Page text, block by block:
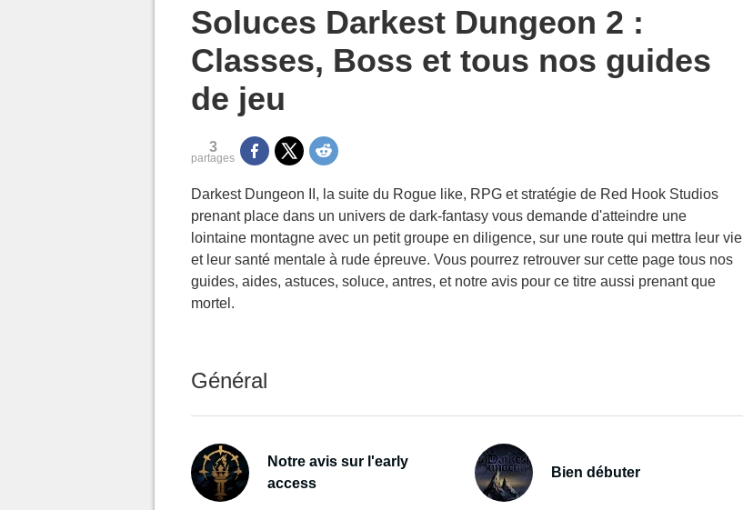
Soluces Darkest Dungeon 2 :
Classes, Boss et tous nos guides
de jeu
3
partages
Darkest Dungeon II, la suite du Rogue like, RPG et stratégie de Red Hook Studios
prenant place dans un univers de dark-fantasy vous demande d'atteindre une
lointaine montagne avec un petit groupe en diligence, sur une route qui mettra leur vie
et leur santé mentale à rude épreuve. Vous pourrez retrouver sur cette page tous nos
guides, aides, astuces, soluce, antres, et notre avis pour ce titre aussi prenant que
mortel.
Général
Notre avis sur l'early
access
Bien débuter